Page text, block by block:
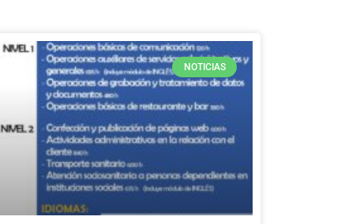
NOTICIAS